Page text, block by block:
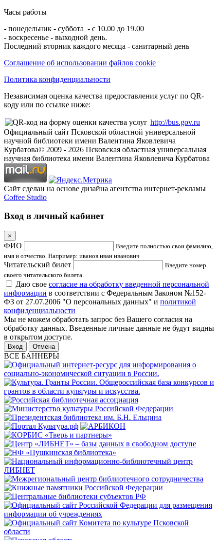
Часы работы
- понедельник - суббота - с 10.00 до 19.00
- воскресенье - выходной день.
Последний вторник каждого месяца - санитарный день
Соглашение об использовании файлов cookie
Политика конфиденциальности
Независимая оценка качества предоставления услуг по QR-
коду или по ссылке ниже:
http://bus.gov.ru
Официальный сайт Псковской областной универсальной
научной библиотеки имени Валентина Яковлевича
Курбатова© 2009 - 2026 Псковская областная универсальная
научная библиотека имени Валентина Яковлевича Курбатова
Сайт сделан на основе дизайна агентства интернет-рекламы
Coffee Studio
Вход в личный кабинет
×
ФИО
Введите полностью свои фамилию,
имя и отчество. Например: иванов иван иванович
Читательский билет
Введите номер
своего читательского билета.
Даю свое согласие на обработку введенной персональной
информации в соответствии с Федеральным Законом №152-
ФЗ от 27.07.2006 "О персональных данных" и политикой
конфиденциальности
Мы не можем обработать запрос без Вашего согласия на
обработку данных. Введенные личные данные не будут видны
в открытом доступе.
Отмена
ВСЕ БАННЕРЫ